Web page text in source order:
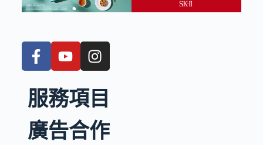
服務項目
廣告合作